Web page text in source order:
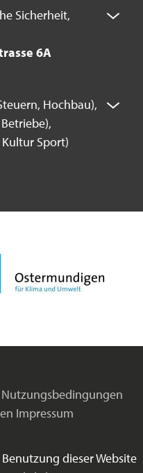
Sicherheit,
6A
Hochbau),
Sport)
Nutzungsbedingungen
Impressum
dieser Website